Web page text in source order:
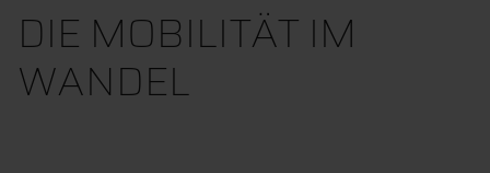
DIE MOBILITÄT IM
WANDEL